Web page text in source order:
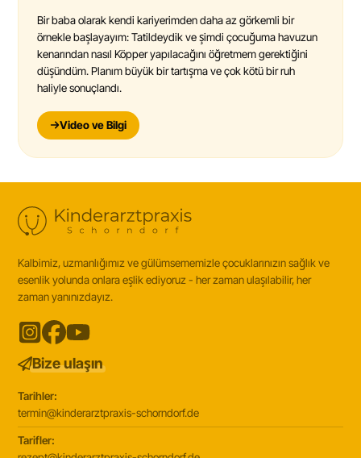
Bir baba olarak kendi kariyerimden daha az görkemli bir
örnekle başlayayım: Tatildeydik ve şimdi çocuğuma havuzun
kenarından nasıl Köpper yapılacağını öğretmem gerektiğini
düşündüm. Planım büyük bir tartışma ve çok kötü bir ruh
haliyle sonuçlandı.
Video ve Bilgi
Kalbimiz, uzmanlığımız ve gülümsememizle çocuklarınızın sağlık ve
esenlik yolunda onlara eşlik ediyoruz - her zaman ulaşılabilir, her
zaman yanınızdayız.
Bize ulaşın
Tarihler:
termin@kinderarztpraxis-schorndorf.de
Tarifler: